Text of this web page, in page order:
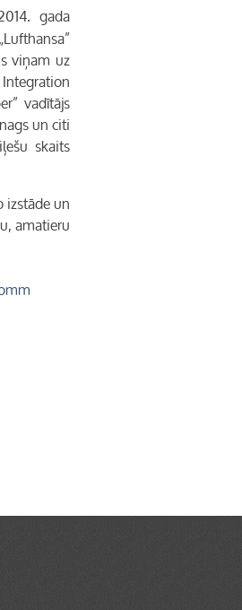
gada
viņam uz
vadītājs
un citi
skaits
un
amatieru